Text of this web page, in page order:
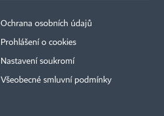
Ochrana osobních údajů
Prohlášení o cookies
Nastavení soukromí
Všeobecné smluvní podmínky